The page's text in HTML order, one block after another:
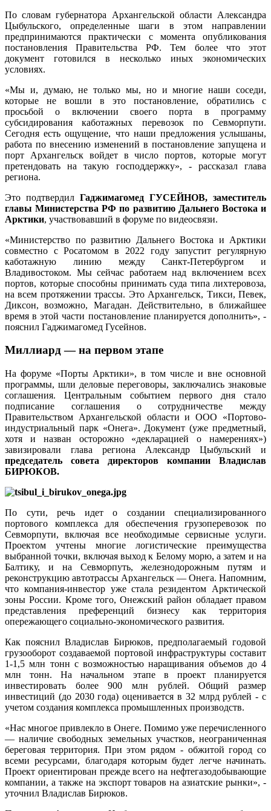
По словам губернатора Архангельской области Александра
Цыбульского, определенные шаги в этом направлении
предпринимаются практически с момента опубликования
постановления Правительства РФ. Тем более что этот
документ готовился в несколько иных экономических
условиях.
«Мы и, думаю, не только мы, но и многие наши соседи,
которые не вошли в это постановление, обратились с
просьбой о включении своего порта в программу
субсидирования каботажных перевозок по Севморпути.
Сегодня есть ощущение, что наши предложения услышаны,
работа по внесению изменений в постановление запущена и
порт Архангельск войдет в число портов, которые могут
претендовать на такую господдержку», - рассказал глава
региона.
Это подтвердил Гаджимагомед ГУСЕЙНОВ, заместитель
главы Министерства РФ по развитию Дальнего Востока и
Арктики, участвовавший в форуме по видеосвязи.
«Министерство по развитию Дальнего Востока и Арктики
совместно с Росатомом в 2022 году запустит регулярную
каботажную линию между Санкт-Петербургом и
Владивостоком. Мы сейчас работаем над включением всех
портов, которые способны принимать суда типа лихтеровоза,
на всем протяжении трассы. Это Архангельск, Тикси, Певек,
Диксон, возможно, Магадан. Действительно, в ближайшее
время в этой части постановление планируется дополнить», -
пояснил Гаджимагомед Гусейнов.
Миллиард — на первом этапе
На форуме «Порты Арктики», в том числе и вне основной
программы, шли деловые переговоры, заключались знаковые
соглашения. Центральным событием первого дня стало
подписание соглашения о сотрудничестве между
Правительством Архангельской области и ООО «Портово-
индустриальный парк «Онега». Документ (уже предметный,
хотя и назван осторожно «декларацией о намерениях»)
завизировали глава региона Александр Цыбульский и
председатель совета директоров компании Владислав
БИРЮКОВ.
По сути, речь идет о создании специализированного
портового комплекса для обеспечения грузоперевозок по
Севморпути, включая все необходимые сервисные услуги.
Проектом учтены многие логистические преимущества
выбранной точки, включая выход к Белому морю, а затем и на
Балтику, и на Севморпуть, железнодорожным путям и
реконструкцию автотрассы Архангельск — Онега. Напомним,
что компания-инвестор уже стала резидентом Арктической
зоны России. Кроме того, Онежский район обладает правом
представления преференций бизнесу как территория
опережающего социально-экономического развития.
Как пояснил Владислав Бирюков, предполагаемый годовой
грузооборот создаваемой портовой инфраструктуры составит
1-1,5 млн тонн с возможностью наращивания объемов до 4
млн тонн. На начальном этапе в проект планируется
инвестировать более 900 млн рублей. Общий размер
инвестиций (до 2030 года) оценивается в 32 млрд рублей - с
учетом создания комплекса промышленных производств.
«Нас многое привлекло в Онеге. Помимо уже перечисленного
— наличие свободных земельных участков, неограниченная
береговая территория. При этом рядом - обжитой город со
всеми ресурсами, благодаря которым будет легче начинать.
Проект ориентирован прежде всего на нефтегазодобывающие
компании, а также на экспорт товаров на азиатские рынки», -
уточнил Владислав Бирюков.